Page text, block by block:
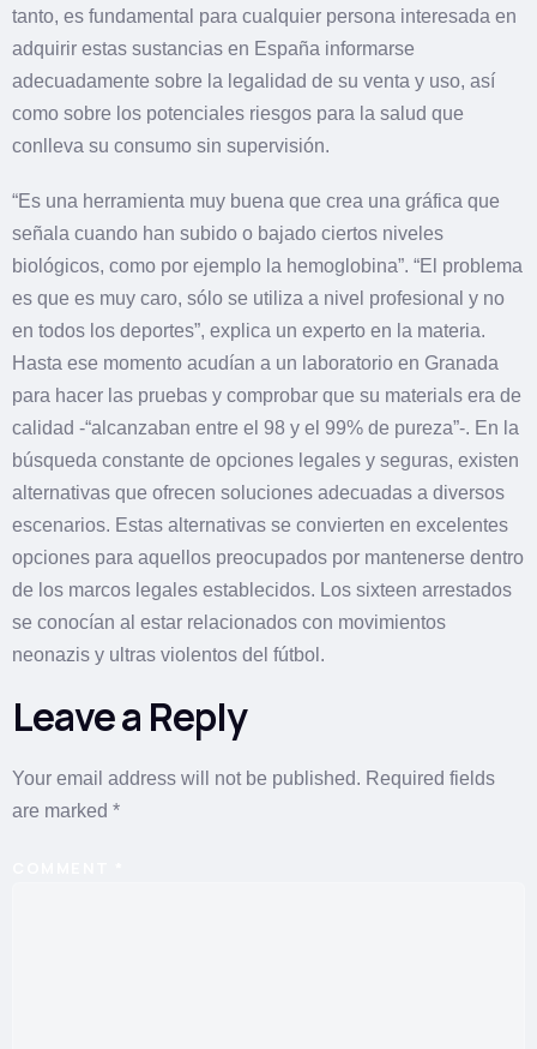
tanto, es fundamental para cualquier persona interesada en
adquirir estas sustancias en España informarse
adecuadamente sobre la legalidad de su venta y uso, así
como sobre los potenciales riesgos para la salud que
conlleva su consumo sin supervisión.
“Es una herramienta muy buena que crea una gráfica que
señala cuando han subido o bajado ciertos niveles
biológicos, como por ejemplo la hemoglobina”. “El problema
es que es muy caro, sólo se utiliza a nivel profesional y no
en todos los deportes”, explica un experto en la materia.
Hasta ese momento acudían a un laboratorio en Granada
para hacer las pruebas y comprobar que su materials era de
calidad -“alcanzaban entre el 98 y el 99% de pureza”-. En la
búsqueda constante de opciones legales y seguras, existen
alternativas que ofrecen soluciones adecuadas a diversos
escenarios. Estas alternativas se convierten en excelentes
opciones para aquellos preocupados por mantenerse dentro
de los marcos legales establecidos. Los sixteen arrestados
se conocían al estar relacionados con movimientos
neonazis y ultras violentos del fútbol.
Leave a Reply
Your email address will not be published. Required fields
are marked *